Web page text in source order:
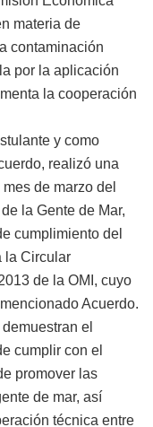
materia de
contaminación
por la aplicación
la cooperación
y como
realizó una
de marzo del
la Gente de Mar,
cumplimiento del
la Circular
de la OMI, cuyo
Acuerdo.
el
cumplir con el
promover las
de mar, así
técnica entre